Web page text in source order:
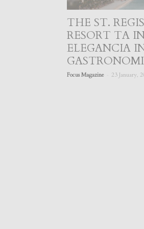
THE ST.
RESORT TA
ELEGANCIA
Focus Magazine 23 January,